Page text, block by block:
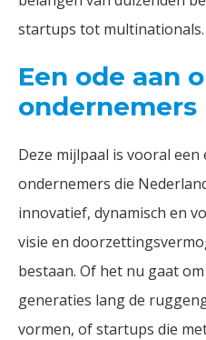
startups tot multinationals.
Een ode aan
ondernemers
Deze mijlpaal is vooral
ondernemers die
innovatief, dynamisch en
visie en
bestaan. Of het nu gaat
generaties lang de
vormen, of startups die